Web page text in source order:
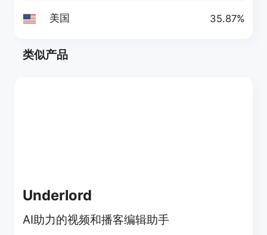
美国 35.87%
类似产品
Underlord
AI助力的视频和播客编辑助手